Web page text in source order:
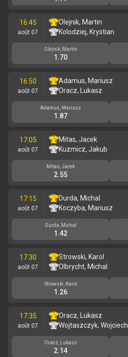
16:45
août 07
Olejnik, Martin
Kolodziej, Krystian
Olejnik, Martin
1.70
16:50
août 07
Adamus, Mariusz
Oracz, Lukasz
Adamus, Mariusz
1.87
17:05
août 07
Mitas, Jacek
Kuzmicz, Jakub
Mitas, Jacek
2.55
17:15
août 07
Durda, Michal
Koczyba, Mariusz
Durda, Michal
1.42
17:30
août 07
Strowski, Karol
Olbrycht, Michal
Strowski, Karol
1.26
17:35
août 07
Oracz, Lukasz
Wojtaszczyk, Wojciech
Oracz, Lukasz
2.14